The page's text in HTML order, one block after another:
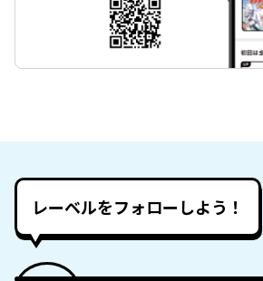
レーベルをフォローしよう！